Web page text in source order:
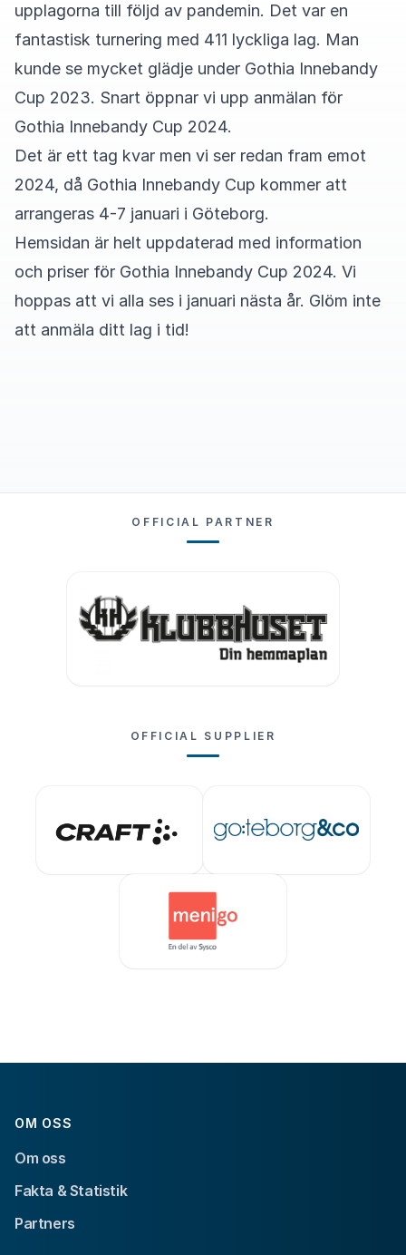
upplagorna till följd av pandemin. Det var en
fantastisk turnering med 411 lyckliga lag. Man
kunde se mycket glädje under Gothia Innebandy
Cup 2023. Snart öppnar vi upp anmälan för
Gothia Innebandy Cup 2024.
Det är ett tag kvar men vi ser redan fram emot
2024, då Gothia Innebandy Cup kommer att
arrangeras 4-7 januari i Göteborg.
Hemsidan är helt uppdaterad med information
och priser för Gothia Innebandy Cup 2024. Vi
hoppas att vi alla ses i januari nästa år. Glöm inte
att anmäla ditt lag i tid!
OFFICIAL PARTNER
OFFICIAL SUPPLIER
OM OSS
Om oss
Fakta & Statistik
Partners